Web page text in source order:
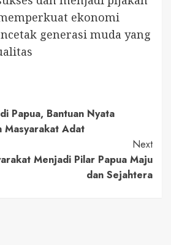
ekonomi
generasi muda yang
Papua, Bantuan Nyata
Masyarakat Adat
Next
Menjadi Pilar Papua Maju
dan Sejahtera